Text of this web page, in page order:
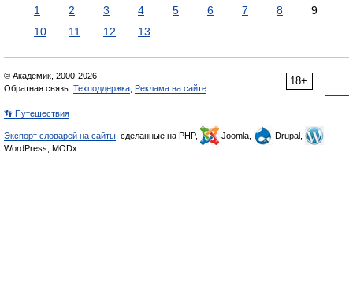
1 2 3 4 5 6 7 8
9
10
11 12 13
18+
© Академик, 2000-2026
Обратная связь: Техподдержка Реклама на сайте
👣 Путешествия
Экспорт словарей на сайты , сделанные на PHP, Joomla,
Drupal,
WordPress, MODx.